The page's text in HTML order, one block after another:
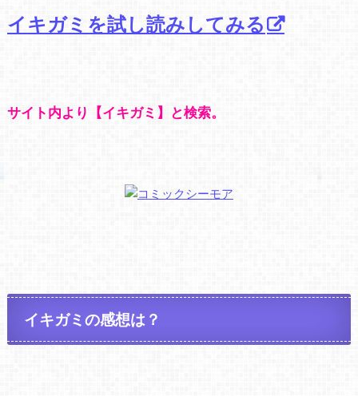
イキガミを試し読みしてみる
サイト内より【イキガミ】と検索。
イキガミの感想は？